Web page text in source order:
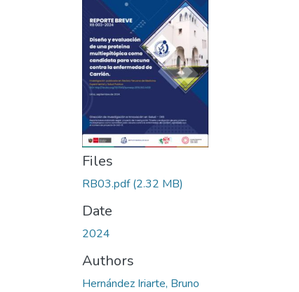
Files
RB03.pdf(2.32 MB)
Date
2024
Authors
Hernández Iriarte, Bruno